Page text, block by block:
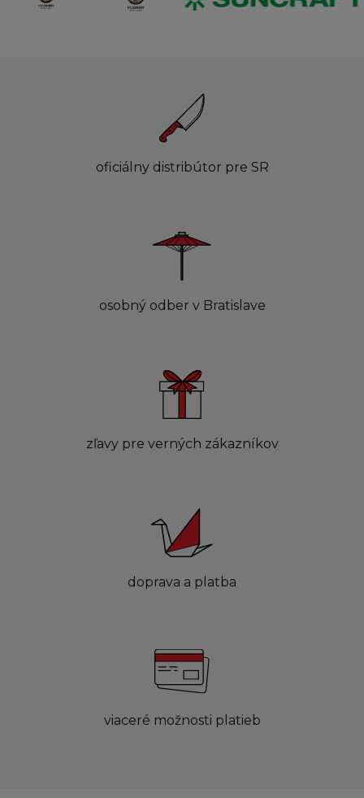
oficiálny distribútor pre SR
osobný odber v Bratislave
zľavy pre verných zákazníkov
doprava a platba
viaceré možnosti platieb